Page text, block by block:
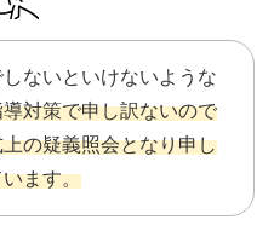
ないといけないような
対策で申し訳ないので
の疑義照会となり申し
ます。